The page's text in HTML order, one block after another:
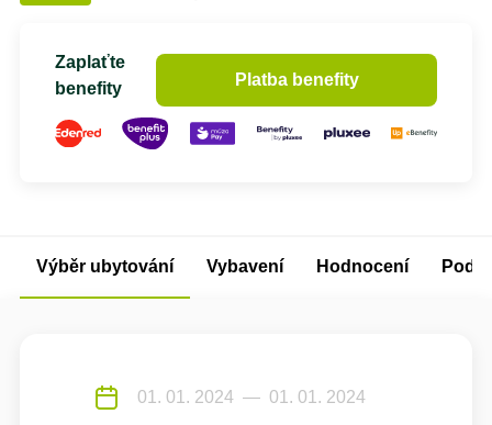
Zaplaťte
benefity
Platba benefity
Výběr ubytování Vybavení Hodnocení